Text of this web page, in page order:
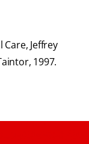
Jeffrey
1997.